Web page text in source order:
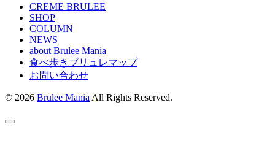
CREME BRULEE
SHOP
COLUMN
NEWS
about Brulee Mania
食べ歩きブリュレマップ
お問い合わせ
© 2026 Brulee Mania All Rights Reserved.